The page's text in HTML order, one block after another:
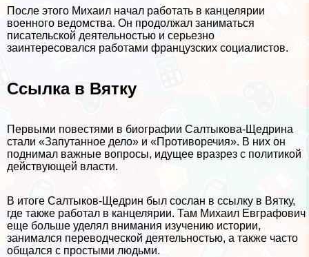
После этого Михаил начал работать в канцелярии
военного ведомства. Он продолжал заниматься
писательской деятельностью и серьезно
заинтересовался работами французских социалистов.
Ссылка в Вятку
Первыми повестями в биографии Салтыкова-Щедрина
стали «Запyтaнное дело» и «Противоречия». В них он
поднимал важные вопросы, идущее вразрез с политикой
действующей власти.
В итоге Салтыков-Щедрин был сослан в ссылку в Вятку,
где также работал в канцелярии. Там Михаил Евграфович
еще больше уделял внимания изучению истории,
занимался переводческой деятельностью, а также часто
общался с простыми людьми.